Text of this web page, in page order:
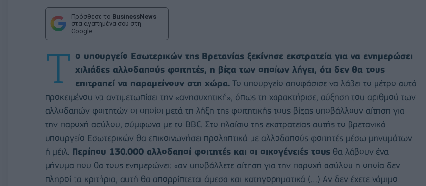
Πρόσθεσε το BusinessNews
στα αγαπημένα σου στη
Google
Τ ο υπουργείο Εσωτερικών της Βρετανίας ξεκίνησε εκστρατεία για να ενημερώσει
χιλιάδες αλλοδαπούς φοιτητές, η βίζα των οποίων λήγει, ότι δεν θα τους
επιτραπεί να παραμείνουν στη χώρα. Το υπουργείο αποφάσισε να λάβει το μέτρο αυτό
προκειμένου να αντιμετωπίσει την «ανησυχητική», όπως τη χαρακτήρισε, αύξηση του αριθμού των
αλλοδαπών φοιτητών οι οποίοι μετά τη λήξη της φοιτητικής τους βίζας υποβάλλουν αίτηση για
την παροχή ασύλου, σύμφωνα με το BBC. Στο πλαίσιο της εκστρατείας αυτής το βρετανικό
υπουργείο Εσωτερικών θα επικοινωνήσει προληπτικά με αλλοδαπούς φοιτητές μέσω μηνυμάτων
ή μέιλ. Περίπου 130.000 αλλοδαποί φοιτητές και οι οικογένειές τους θα λάβουν ένα
μήνυμα που θα τους ενημερώνει: «αν υποβάλλετε αίτηση για την παροχή ασύλου η οποία δεν
πληροί τα κριτήρια, αυτή θα απορρίπτεται άμεσα και κατηγορηματικά (…) Αν δεν έχετε νόμιμο